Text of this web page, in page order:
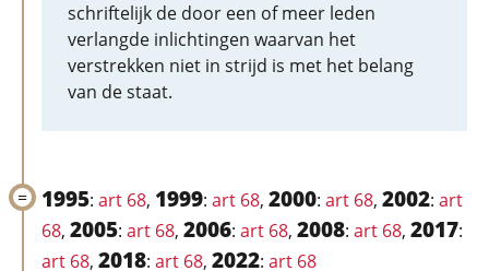
schriftelijk de door een of meer leden
verlangde inlichtingen waarvan het
verstrekken niet in strijd is met het belang
van de staat.
1995: art 68, 1999: art 68, 2000: art 68, 2002: art
68, 2005: art 68, 2006: art 68, 2008: art 68, 2017:
art 68, 2018: art 68, 2022: art 68